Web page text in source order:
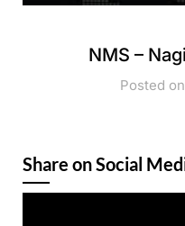
NMS –
Posted
Share on Social